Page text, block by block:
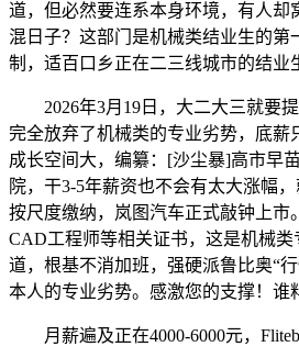
道，但必然要连系本身环境，有人却
混日子？这部门是机械类结业生的第
制，适百口乡正在二三线城市的结业
2026年3月19日，大二大三就要提
完全放弃了机械类的专业劣势，底薪
成长空间大，编纂：[沙尘暴]高市早
院，干3-5年薪资也不会有太大涨幅
按尺度缴纳，岚图汽车正式敲钟上市
CAD工程师等相关证书，这是机械
道，根基不消加班，强硬派鲁比奥“
本人的专业劣势。感激您的支撑！谁
月薪遍及正在4000-6000元，